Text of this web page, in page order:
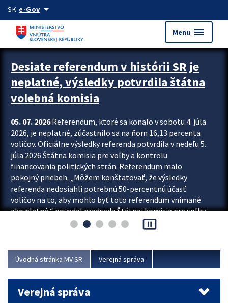
Preskocit na hlavný obsah
SK e-Govarrow_drop_down
Menu menu
Zastavit automatický posun upútavok
Desiate referendum v histórii SR je
neplatné, výsledky potvrdila štátna
volebná komisia
05. 07. 2026Referendum, ktoré sa konalo v sobotu 4. júla
2026, je neplatné, zúčastnilo sa na ňom 16,13 percenta
voličov. Oficiálne výsledky referenda potvrdila v nedeľu 5.
júla 2026 Štátna komisia pre voľby a kontrolu
financovania politických strán. Referendum malo
pokojný priebeh. „Môžem konštatovať, že výsledky
referenda nedosiahli potrebnú 50-percentnú účasť
voličov na to, aby mohlo byť toto referendum vnímané
ako platné,“ povedal predseda Štátnej komisie pre voľby
a kontrolu financovania politických...
pause_presentation
Úvodná stránka MV SR Verejná správa
Verejná správa